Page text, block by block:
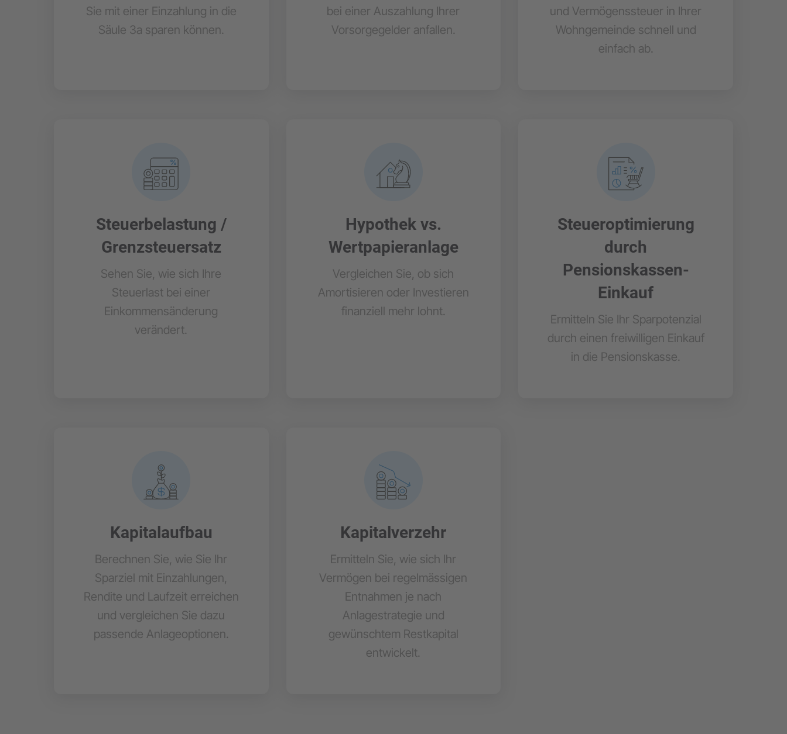
Sie mit einer Einzahlung in die
Säule 3a sparen können.
bei einer Auszahlung Ihrer
Vorsorgegelder anfallen.
und Vermögenssteuer in Ihrer
Wohngemeinde schnell und
einfach ab.
Steuerbelastung /
Grenzsteuersatz
Sehen Sie, wie sich Ihre
Steuerlast bei einer
Einkommensänderung
verändert.
Hypothek vs.
Wertpapieranlage
Vergleichen Sie, ob sich
Amortisieren oder Investieren
finanziell mehr lohnt.
Steueroptimierung
durch
Pensionskassen-
Einkauf
Ermitteln Sie Ihr Sparpotenzial
durch einen freiwilligen Einkauf
in die Pensionskasse.
Kapitalaufbau
Berechnen Sie, wie Sie Ihr
Sparziel mit Einzahlungen,
Rendite und Laufzeit erreichen
und vergleichen Sie dazu
passende Anlageoptionen.
Kapitalverzehr
Ermitteln Sie, wie sich Ihr
Vermögen bei regelmässigen
Entnahmen je nach
Anlagestrategie und
gewünschtem Restkapital
entwickelt.